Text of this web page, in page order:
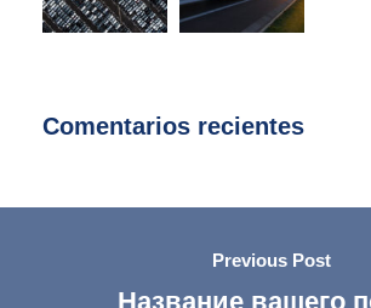
Comentarios recientes
Previous Post
Название вашего